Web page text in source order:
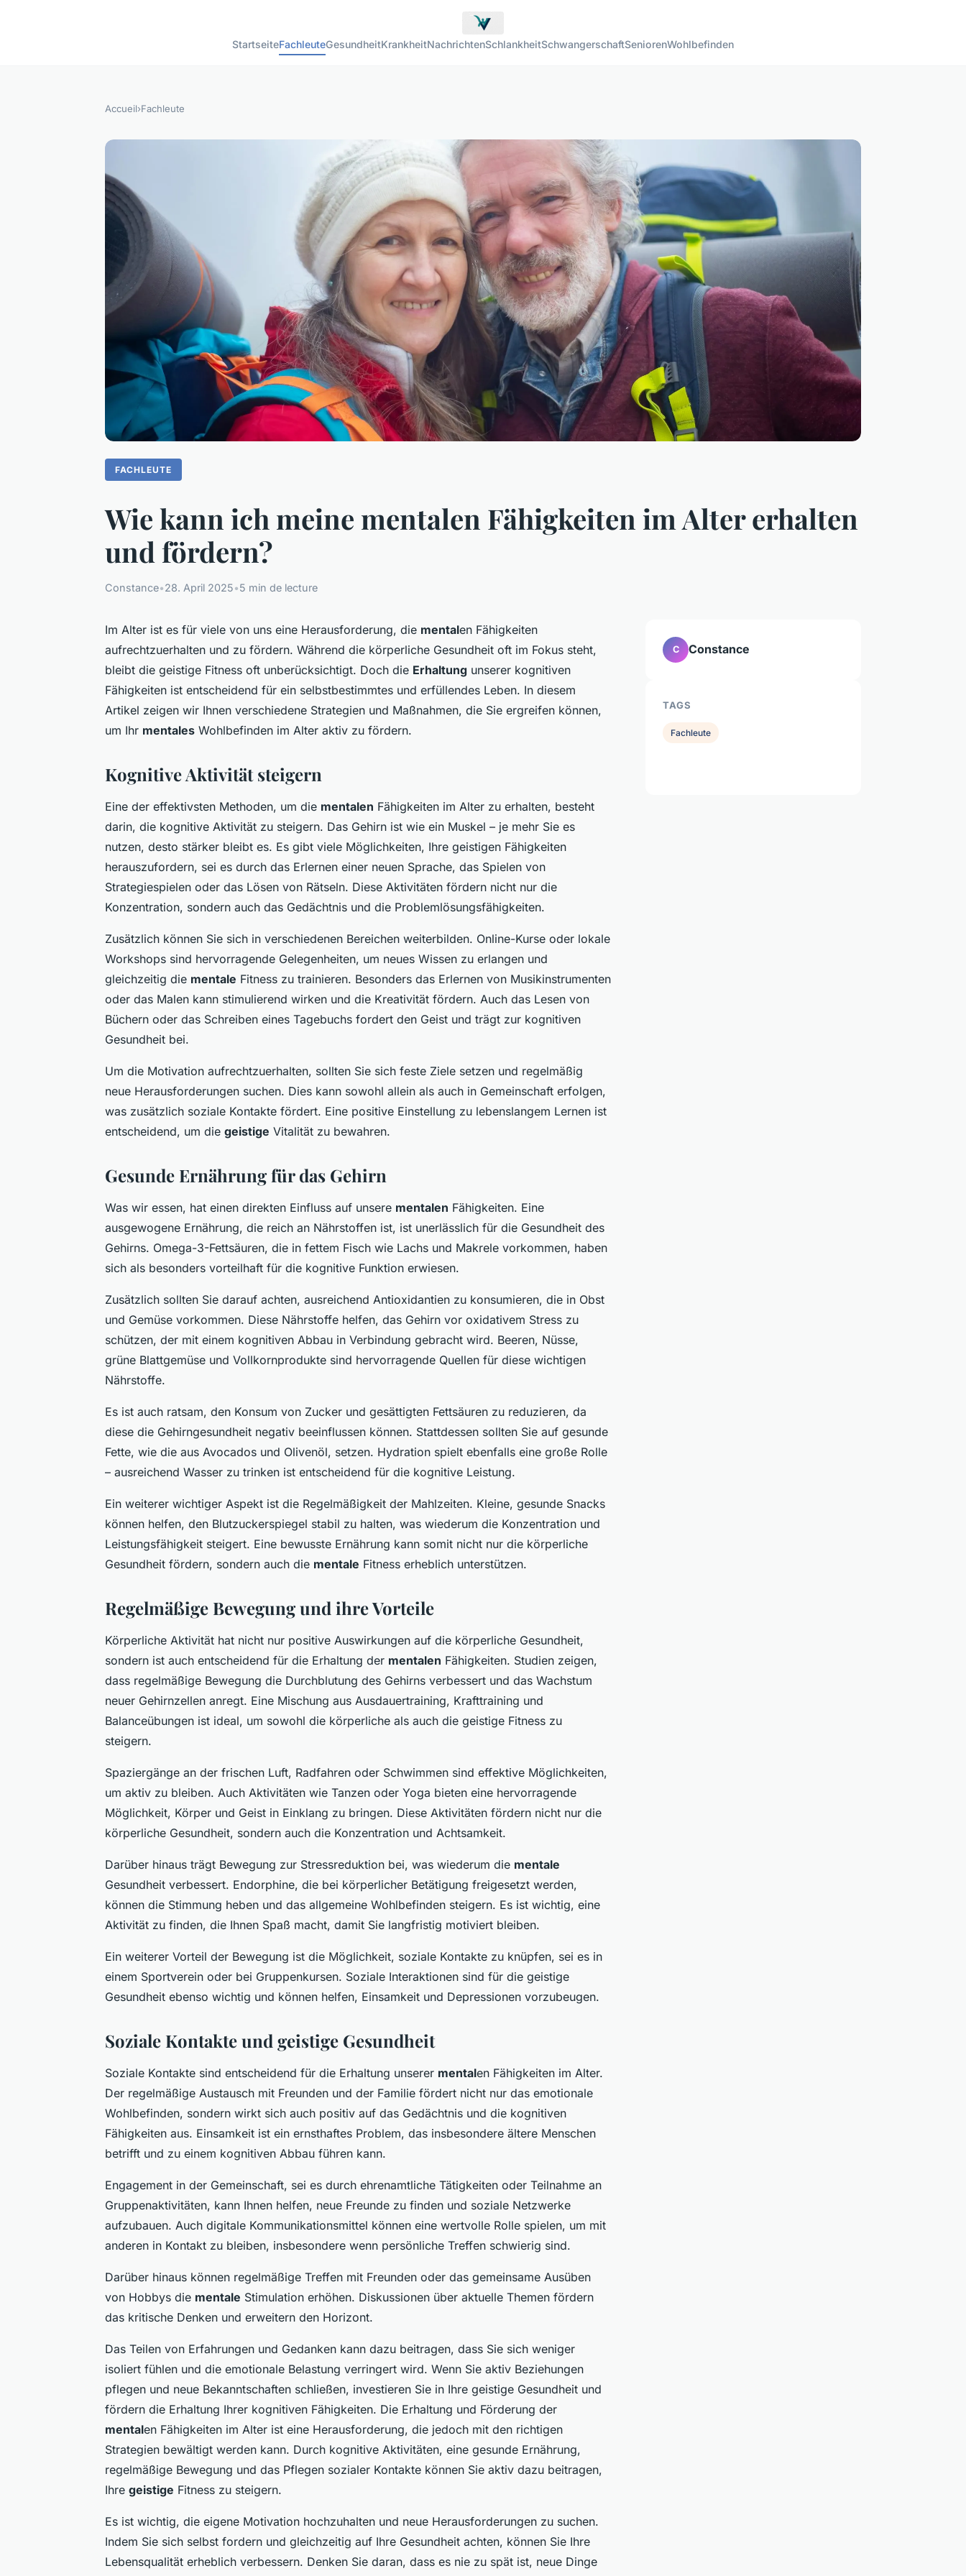
StartseiteFachleuteGesundheitKrankheitNachrichtenSchlankheitSchwangerschaftSeniorenWohlbefinden
Accueil›Fachleute
FACHLEUTE
Wie kann ich meine mentalen Fähigkeiten im Alter erhalten
und fördern?
Constance•28. April 2025•5 min de lecture
Im Alter ist es für viele von uns eine Herausforderung, die mentalen Fähigkeiten
aufrechtzuerhalten und zu fördern. Während die körperliche Gesundheit oft im Fokus steht,
bleibt die geistige Fitness oft unberücksichtigt. Doch die Erhaltung unserer kognitiven
Fähigkeiten ist entscheidend für ein selbstbestimmtes und erfüllendes Leben. In diesem
Artikel zeigen wir Ihnen verschiedene Strategien und Maßnahmen, die Sie ergreifen können,
um Ihr mentales Wohlbefinden im Alter aktiv zu fördern.
Kognitive Aktivität steigern
Eine der effektivsten Methoden, um die mentalen Fähigkeiten im Alter zu erhalten, besteht
darin, die kognitive Aktivität zu steigern. Das Gehirn ist wie ein Muskel – je mehr Sie es
nutzen, desto stärker bleibt es. Es gibt viele Möglichkeiten, Ihre geistigen Fähigkeiten
herauszufordern, sei es durch das Erlernen einer neuen Sprache, das Spielen von
Strategiespielen oder das Lösen von Rätseln. Diese Aktivitäten fördern nicht nur die
Konzentration, sondern auch das Gedächtnis und die Problemlösungsfähigkeiten.
Zusätzlich können Sie sich in verschiedenen Bereichen weiterbilden. Online-Kurse oder lokale
Workshops sind hervorragende Gelegenheiten, um neues Wissen zu erlangen und
gleichzeitig die mentale Fitness zu trainieren. Besonders das Erlernen von Musikinstrumenten
oder das Malen kann stimulierend wirken und die Kreativität fördern. Auch das Lesen von
Büchern oder das Schreiben eines Tagebuchs fordert den Geist und trägt zur kognitiven
Gesundheit bei.
Um die Motivation aufrechtzuerhalten, sollten Sie sich feste Ziele setzen und regelmäßig
neue Herausforderungen suchen. Dies kann sowohl allein als auch in Gemeinschaft erfolgen,
was zusätzlich soziale Kontakte fördert. Eine positive Einstellung zu lebenslangem Lernen ist
entscheidend, um die geistige Vitalität zu bewahren.
Gesunde Ernährung für das Gehirn
Was wir essen, hat einen direkten Einfluss auf unsere mentalen Fähigkeiten. Eine
ausgewogene Ernährung, die reich an Nährstoffen ist, ist unerlässlich für die Gesundheit des
Gehirns. Omega-3-Fettsäuren, die in fettem Fisch wie Lachs und Makrele vorkommen, haben
sich als besonders vorteilhaft für die kognitive Funktion erwiesen.
Zusätzlich sollten Sie darauf achten, ausreichend Antioxidantien zu konsumieren, die in Obst
und Gemüse vorkommen. Diese Nährstoffe helfen, das Gehirn vor oxidativem Stress zu
schützen, der mit einem kognitiven Abbau in Verbindung gebracht wird. Beeren, Nüsse,
grüne Blattgemüse und Vollkornprodukte sind hervorragende Quellen für diese wichtigen
Nährstoffe.
Es ist auch ratsam, den Konsum von Zucker und gesättigten Fettsäuren zu reduzieren, da
diese die Gehirngesundheit negativ beeinflussen können. Stattdessen sollten Sie auf gesunde
Fette, wie die aus Avocados und Olivenöl, setzen. Hydration spielt ebenfalls eine große Rolle
– ausreichend Wasser zu trinken ist entscheidend für die kognitive Leistung.
Ein weiterer wichtiger Aspekt ist die Regelmäßigkeit der Mahlzeiten. Kleine, gesunde Snacks
können helfen, den Blutzuckerspiegel stabil zu halten, was wiederum die Konzentration und
Leistungsfähigkeit steigert. Eine bewusste Ernährung kann somit nicht nur die körperliche
Gesundheit fördern, sondern auch die mentale Fitness erheblich unterstützen.
Regelmäßige Bewegung und ihre Vorteile
Körperliche Aktivität hat nicht nur positive Auswirkungen auf die körperliche Gesundheit,
sondern ist auch entscheidend für die Erhaltung der mentalen Fähigkeiten. Studien zeigen,
dass regelmäßige Bewegung die Durchblutung des Gehirns verbessert und das Wachstum
neuer Gehirnzellen anregt. Eine Mischung aus Ausdauertraining, Krafttraining und
Balanceübungen ist ideal, um sowohl die körperliche als auch die geistige Fitness zu
steigern.
Spaziergänge an der frischen Luft, Radfahren oder Schwimmen sind effektive Möglichkeiten,
um aktiv zu bleiben. Auch Aktivitäten wie Tanzen oder Yoga bieten eine hervorragende
Möglichkeit, Körper und Geist in Einklang zu bringen. Diese Aktivitäten fördern nicht nur die
körperliche Gesundheit, sondern auch die Konzentration und Achtsamkeit.
Darüber hinaus trägt Bewegung zur Stressreduktion bei, was wiederum die mentale
Gesundheit verbessert. Endorphine, die bei körperlicher Betätigung freigesetzt werden,
können die Stimmung heben und das allgemeine Wohlbefinden steigern. Es ist wichtig, eine
Aktivität zu finden, die Ihnen Spaß macht, damit Sie langfristig motiviert bleiben.
Ein weiterer Vorteil der Bewegung ist die Möglichkeit, soziale Kontakte zu knüpfen, sei es in
einem Sportverein oder bei Gruppenkursen. Soziale Interaktionen sind für die geistige
Gesundheit ebenso wichtig und können helfen, Einsamkeit und Depressionen vorzubeugen.
Soziale Kontakte und geistige Gesundheit
Soziale Kontakte sind entscheidend für die Erhaltung unserer mentalen Fähigkeiten im Alter.
Der regelmäßige Austausch mit Freunden und der Familie fördert nicht nur das emotionale
Wohlbefinden, sondern wirkt sich auch positiv auf das Gedächtnis und die kognitiven
Fähigkeiten aus. Einsamkeit ist ein ernsthaftes Problem, das insbesondere ältere Menschen
betrifft und zu einem kognitiven Abbau führen kann.
Engagement in der Gemeinschaft, sei es durch ehrenamtliche Tätigkeiten oder Teilnahme an
Gruppenaktivitäten, kann Ihnen helfen, neue Freunde zu finden und soziale Netzwerke
aufzubauen. Auch digitale Kommunikationsmittel können eine wertvolle Rolle spielen, um mit
anderen in Kontakt zu bleiben, insbesondere wenn persönliche Treffen schwierig sind.
Darüber hinaus können regelmäßige Treffen mit Freunden oder das gemeinsame Ausüben
von Hobbys die mentale Stimulation erhöhen. Diskussionen über aktuelle Themen fördern
das kritische Denken und erweitern den Horizont.
Das Teilen von Erfahrungen und Gedanken kann dazu beitragen, dass Sie sich weniger
isoliert fühlen und die emotionale Belastung verringert wird. Wenn Sie aktiv Beziehungen
pflegen und neue Bekanntschaften schließen, investieren Sie in Ihre geistige Gesundheit und
fördern die Erhaltung Ihrer kognitiven Fähigkeiten. Die Erhaltung und Förderung der
mentalen Fähigkeiten im Alter ist eine Herausforderung, die jedoch mit den richtigen
Strategien bewältigt werden kann. Durch kognitive Aktivitäten, eine gesunde Ernährung,
regelmäßige Bewegung und das Pflegen sozialer Kontakte können Sie aktiv dazu beitragen,
Ihre geistige Fitness zu steigern.
Es ist wichtig, die eigene Motivation hochzuhalten und neue Herausforderungen zu suchen.
Indem Sie sich selbst fordern und gleichzeitig auf Ihre Gesundheit achten, können Sie Ihre
Lebensqualität erheblich verbessern. Denken Sie daran, dass es nie zu spät ist, neue Dinge
C Constance
TAGS
Fachleute